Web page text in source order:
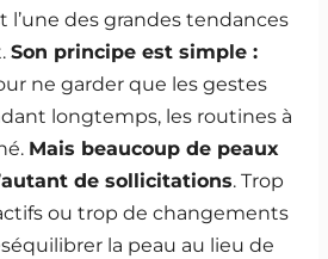
l’une des grandes tendances
Son principe est simple :
ne garder que les gestes
longtemps, les routines à
Mais beaucoup de peaux
de sollicitations. Trop
ou trop de changements
la peau au lieu de